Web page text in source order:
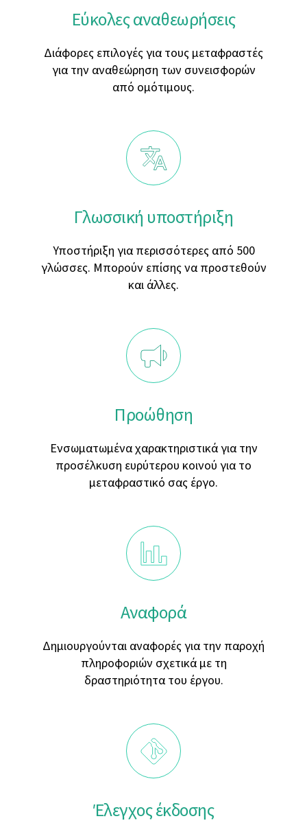
Εύκολες αναθεωρήσεις
Διάφορες επιλογές για τους μεταφραστές
για την αναθεώρηση των συνεισφορών
από ομότιμους.
Γλωσσική υποστήριξη
Υποστήριξη για περισσότερες από 500
γλώσσες. Μπορούν επίσης να προστεθούν
και άλλες.
Προώθηση
Ενσωματωμένα χαρακτηριστικά για την
προσέλκυση ευρύτερου κοινού για το
μεταφραστικό σας έργο.
Αναφορά
Δημιουργούνται αναφορές για την παροχή
πληροφοριών σχετικά με τη
δραστηριότητα του έργου.
Έλεγχος έκδοσης